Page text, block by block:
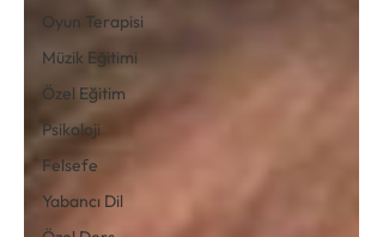
Oyun Terapisi
Müzik Eğitimi
Özel Eğitim
Psikoloji
Felsefe
Yabancı Dil